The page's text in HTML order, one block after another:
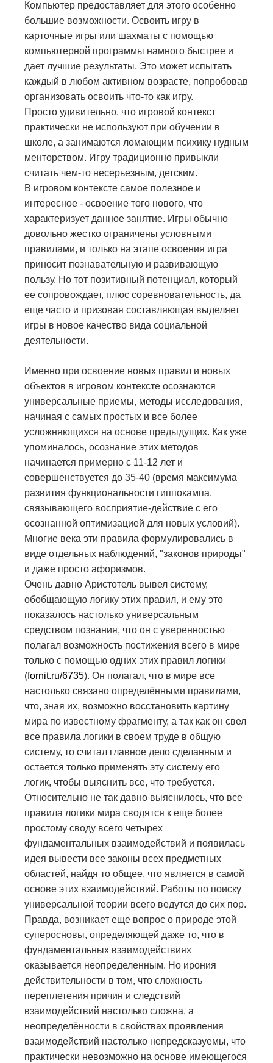
Компьютер предоставляет для этого особенно
большие возможности. Освоить игру в
карточные игры или шахматы с помощью
компьютерной программы намного быстрее и
дает лучшие результаты. Это может испытать
каждый в любом активном возрасте, попробовав
организовать освоить что-то как игру.
Просто удивительно, что игровой контекст
практически не используют при обучении в
школе, а занимаются ломающим психику нудным
менторством. Игру традиционно привыкли
считать чем-то несерьезным, детским.
В игровом контексте самое полезное и
интересное - освоение того нового, что
характеризует данное занятие. Игры обычно
довольно жестко ограничены условными
правилами, и только на этапе освоения игра
приносит познавательную и развивающую
пользу. Но тот позитивный потенциал, который
ее сопровождает, плюс соревновательность, да
еще часто и призовая составляющая выделяет
игры в новое качество вида социальной
деятельности.
Именно при освоение новых правил и новых
объектов в игровом контексте осознаются
универсальные приемы, методы исследования,
начиная с самых простых и все более
усложняющихся на основе предыдущих. Как уже
упоминалось, осознание этих методов
начинается примерно с 11-12 лет и
совершенствуется до 35-40 (время максимума
развития функциональности гиппокампа,
связывающего восприятие-действие с его
осознанной оптимизацией для новых условий).
Многие века эти правила формулировались в
виде отдельных наблюдений, "законов природы"
и даже просто афоризмов.
Очень давно Аристотель вывел систему,
обобщающую логику этих правил, и ему это
показалось настолько универсальным
средством познания, что он с уверенностью
полагал возможность постижения всего в мире
только с помощью одних этих правил логики
(fornit.ru/6735). Он полагал, что в мире все
настолько связано определёнными правилами,
что, зная их, возможно восстановить картину
мира по известному фрагменту, а так как он свел
все правила логики в своем труде в общую
систему, то считал главное дело сделанным и
остается только применять эту систему его
логик, чтобы выяснить все, что требуется.
Относительно не так давно выяснилось, что все
правила логики мира сводятся к еще более
простому своду всего четырех
фундаментальных взаимодействий и появилась
идея вывести все законы всех предметных
областей, найдя то общее, что является в самой
основе этих взаимодействий. Работы по поиску
универсальной теории всего ведутся до сих пор.
Правда, возникает еще вопрос о природе этой
суперосновы, определяющей даже то, что в
фундаментальных взаимодействиях
оказывается неопределенным. Но ирония
действительности в том, что сложность
переплетения причин и следствий
взаимодействий настолько сложна, а
неопределённости в свойствах проявления
взаимодействий настолько непредсказуемы, что
практически невозможно на основе имеющегося